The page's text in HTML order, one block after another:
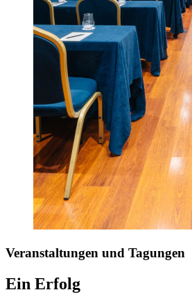
Veranstaltungen und Tagungen
Ein Erfolg